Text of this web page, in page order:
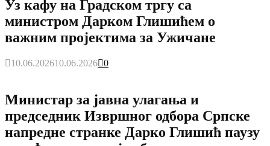
Уз кафу на Градском тргу са
министром Дарком Глишићем о
важним пројектима за Ужичане
10.06.202610.06.2026 0
Министар за јавна улагања и
председник Извршног одбора Српске
напредне странке Дарко Глишић паузу